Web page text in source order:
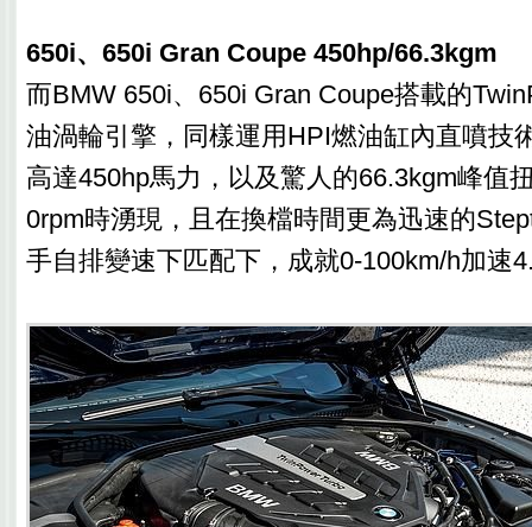
650i、650i Gran Coupe 450hp/66.3kgm
而BMW 650i、650i Gran Coupe搭載的
油渦輪引擎，同樣運用HPI燃油缸內直噴技
高達450hp馬力，以及驚人的66.3kgm峰值
0rpm時湧現，且在換檔時間更為迅速的
手自排變速下匹配下，成就0-100km/h加速